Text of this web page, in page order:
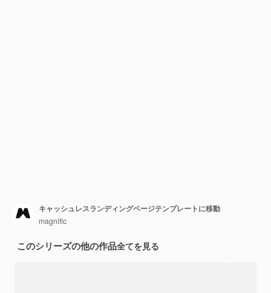
キャッシュレスランディングページテンプレートに移動
magnific
このシリーズの他の作品全てを見る